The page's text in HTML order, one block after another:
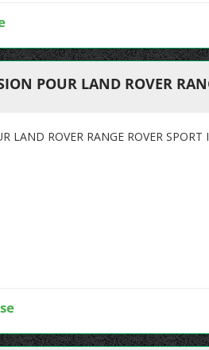
POUR LAND ROVER
LAND ROVER RANGE ROVER SPORT